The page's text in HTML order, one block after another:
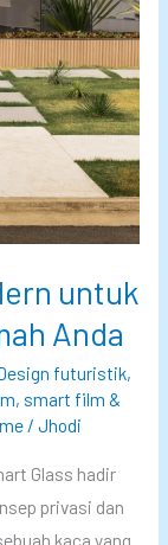
untuk
Anda
futuristik,
, smart film &
/ Jhodi
Glass hadir
privasi dan
kaca yang